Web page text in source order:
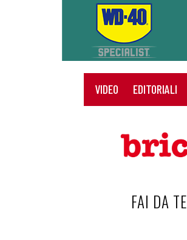
VIDEO EDITORIALI
HOME
FAI DA TE